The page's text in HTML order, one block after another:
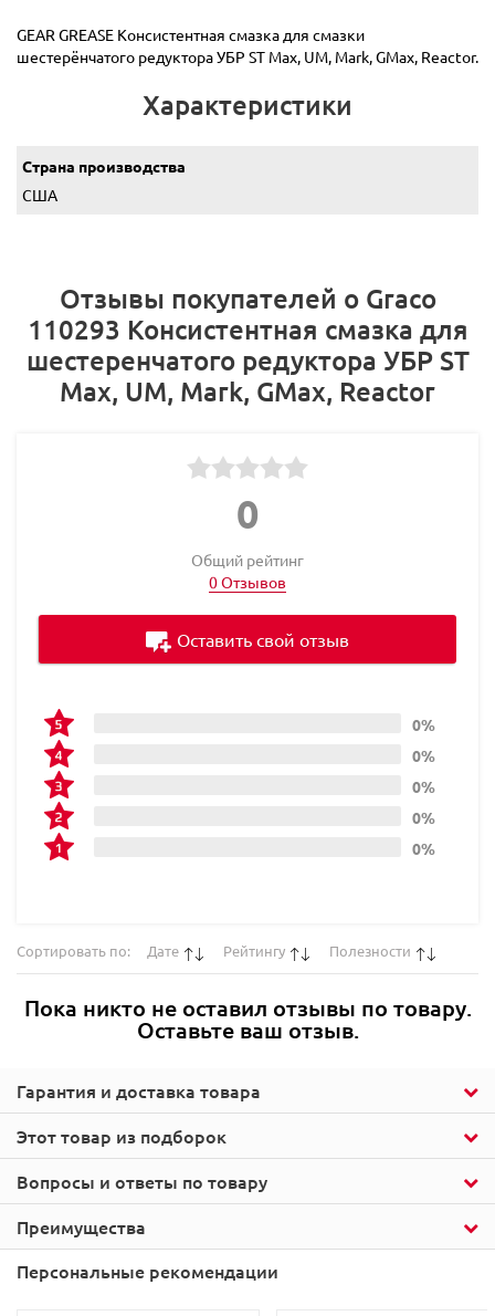
GEAR GREASE Консистентная смазка для смазки
шестерёнчатого редуктора УБР ST Max, UM, Mark, GMax, Reactor.
Характеристики
Страна производства
США
Этот товар из подборок
Гарантия и доставка товара
Отзывы покупателей о Graco
110293 Консистентная смазка для
шестеренчатого редуктора УБР ST
Max, UM, Mark, GMax, Reactor
0
Общий рейтинг
0 Отзывов
0%
0%
0%
0%
0%
Оставить свой отзыв
Сортировать по: Дате Рейтингу Полезности
Пока никто не оставил отзывы по товару.
Оставьте ваш отзыв.
Вопросы и ответы по товару
Преимущества
Персональные рекомендации